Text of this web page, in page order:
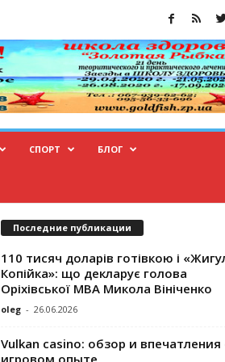
СПОРТ БЛОГ
Последние публикации
110 тисяч доларів готівкою і
Копійка»: що декларує голова
Оріхівської МВА Микола Вініченко
oleg - 26.06.2026
Vulkan casino: обзор и впечатления
игровом опыте